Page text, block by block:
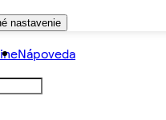
nastavenie
Nápoveda